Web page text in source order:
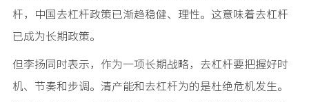
杆，中国去杠杆政策已渐趋稳健、理性。这意味着去杠杆
已成为长期政策。
但李扬同时表示，作为一项长期战略，去杠杆要把握好时
机、节奏和步调。清产能和去杠杆为的是杜绝危机发生。